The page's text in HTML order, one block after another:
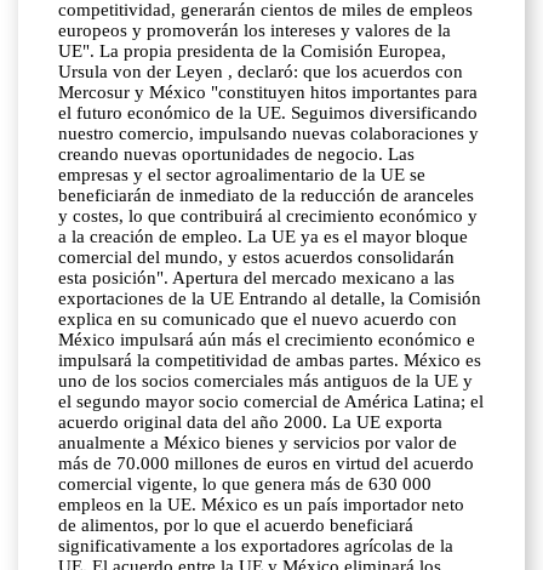
competitividad, generarán cientos de miles de empleos
europeos y promoverán los intereses y valores de la
UE". La propia presidenta de la Comisión Europea,
Ursula von der Leyen , declaró: que los acuerdos con
Mercosur y México "constituyen hitos importantes para
el futuro económico de la UE. Seguimos diversificando
nuestro comercio, impulsando nuevas colaboraciones y
creando nuevas oportunidades de negocio. Las
empresas y el sector agroalimentario de la UE se
beneficiarán de inmediato de la reducción de aranceles
y costes, lo que contribuirá al crecimiento económico y
a la creación de empleo. La UE ya es el mayor bloque
comercial del mundo, y estos acuerdos consolidarán
esta posición". Apertura del mercado mexicano a las
exportaciones de la UE Entrando al detalle, la Comisión
explica en su comunicado que el nuevo acuerdo con
México impulsará aún más el crecimiento económico e
impulsará la competitividad de ambas partes. México es
uno de los socios comerciales más antiguos de la UE y
el segundo mayor socio comercial de América Latina; el
acuerdo original data del año 2000. La UE exporta
anualmente a México bienes y servicios por valor de
más de 70.000 millones de euros en virtud del acuerdo
comercial vigente, lo que genera más de 630 000
empleos en la UE. México es un país importador neto
de alimentos, por lo que el acuerdo beneficiará
significativamente a los exportadores agrícolas de la